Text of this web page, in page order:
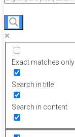
Exact matches only
Search in title
Search in content